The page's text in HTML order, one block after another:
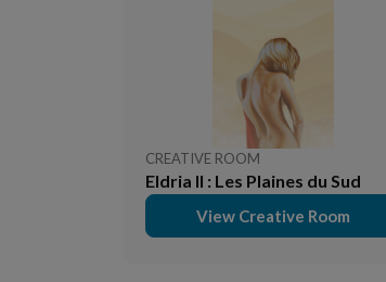
CREATIVE ROOM
Eldria II : Les Plaines du Sud
View Creative Room